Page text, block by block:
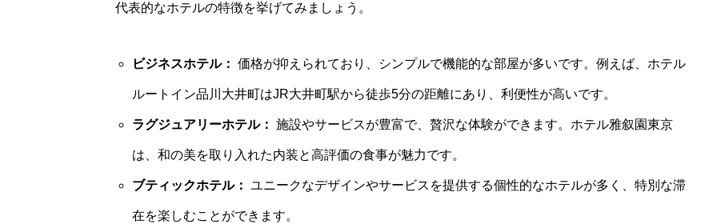
代表的なホテルの特徴を挙げてみましょう。
ビジネスホテル： 価格が抑えられており、シンプルで機能的な部屋が多いです。例えば、ホテル
ルートイン品川大井町はJR大井町駅から徒歩5分の距離にあり、利便性が高いです。
ラグジュアリーホテル： 施設やサービスが豊富で、贅沢な体験ができます。ホテル雅叙園東京
は、和の美を取り入れた内装と高評価の食事が魅力です。
ブティックホテル： ユニークなデザインやサービスを提供する個性的なホテルが多く、特別な滞
在を楽しむことができます。